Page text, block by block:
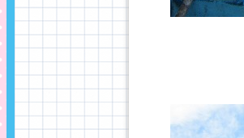
それで